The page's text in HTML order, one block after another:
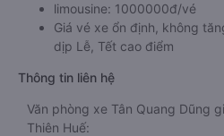
limousine: 1000000đ/vé
Giá vé xe ổn định, không
dịp Lễ, Tết cao điểm
Thông tin liên hệ
Văn phòng xe Tân Quang Dũng
Thiên Huế: